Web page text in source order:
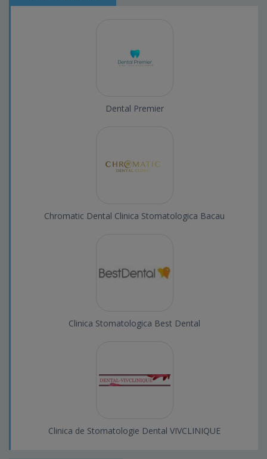
Dental Premier
Chromatic Dental Clinica Stomatologica Bacau
Clinica Stomatologica Best Dental
Clinica de Stomatologie Dental VIVCLINIQUE